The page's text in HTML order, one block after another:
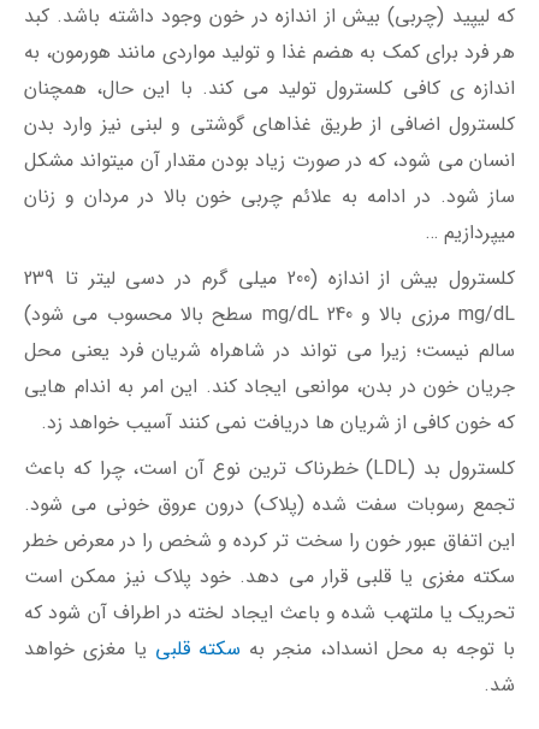
که لیپید (چربی) بیش از اندازه در خون وجود داشته باشد. کبد
هر فرد برای کمک به هضم غذا و تولید مواردی مانند هورمون، به
اندازه ی کافی کلسترول تولید می کند. با این حال، همچنان
کلسترول اضافی از طریق غذاهای گوشتی و لبنی نیز وارد بدن
انسان می شود، که در صورت زیاد بودن مقدار آن میتواند مشکل
ساز شود. در ادامه به علائم چربی خون بالا در مردان و زنان
میپردازیم …
کلسترول بیش از اندازه (200 میلی گرم در دسی لیتر تا 239
mg/dL مرزی بالا و 240 mg/dL سطح بالا محسوب می شود)
سالم نیست؛ زیرا می تواند در شاهراه شریان فرد یعنی محل
جریان خون در بدن، موانعی ایجاد کند. این امر به اندام هایی
که خون کافی از شریان ها دریافت نمی کنند آسیب خواهد زد.
کلسترول بد (LDL) خطرناک ترین نوع آن است، چرا که باعث
تجمع رسوبات سفت شده (پلاک) درون عروق خونی می شود.
این اتفاق عبور خون را سخت ‌تر کرده و شخص را در معرض خطر
سکته مغزی یا قلبی قرار می ‌دهد. خود پلاک نیز ممکن است
تحریک یا ملتهب شده و باعث ایجاد لخته در اطراف آن شود که
با توجه به محل انسداد، منجر به سکته قلبی یا مغزی خواهد
شد.